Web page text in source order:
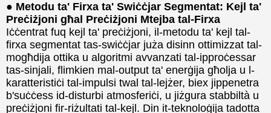
● Metodu ta' Firxa ta' Swiċċjar Segmentat: Kejl ta'
Preċiżjoni għal Preċiżjoni Mtejba tal-Firxa
Iċċentrat fuq kejl ta' preċiżjoni, il-metodu ta' kejl tal-
firxa segmentat tas-swiċċjar juża disinn ottimizzat tal-
mogħdija ottika u algoritmi avvanzati tal-ipproċessar
tas-sinjali, flimkien mal-output ta' enerġija għolja u l-
karatteristiċi tal-impulsi twal tal-lejżer, biex jippenetra
b'suċċess id-disturbi atmosferiċi, u jiżgura stabbiltà u
preċiżjoni fir-riżultati tal-kejl. Din it-teknoloġija tadotta